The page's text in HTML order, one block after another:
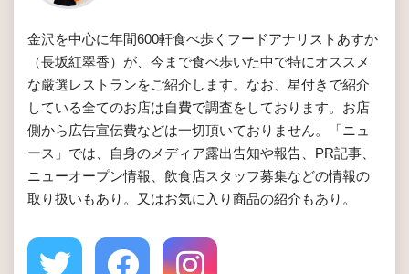
金沢を中心に年間600軒食べ歩くフードアナリストあすか
（長坂紅翠香）が、今まで食べ歩いた中で特にオススメ
な厳選レストランをご紹介します。なお、星付きで紹介
している全てのお店は自費で調査をしております。お店
側から広告宣伝費などは一切頂いておりません。「ニュ
ース」では、自身のメディア露出告知や報告、PR記事、
ニューオープン情報、飲食店スタッフ募集などの情報の
取り扱いもあり。又はお気に入り商品の紹介もあり。